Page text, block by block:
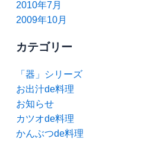
2010年7月
2009年10月
カテゴリー
「器」シリーズ
お出汁de料理
お知らせ
カツオde料理
かんぶつde料理